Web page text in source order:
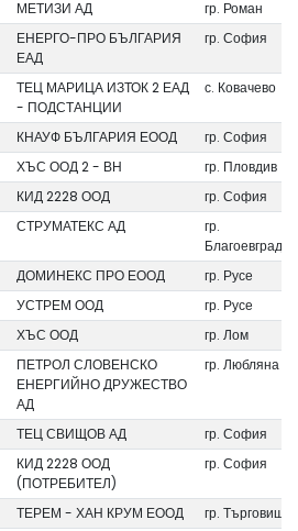
МЕТИЗИ АД
гр. Роман
ЕНЕРГО-ПРО БЪЛГАРИЯ
ЕАД
гр. София
ТЕЦ МАРИЦА ИЗТОК 2 ЕАД
- ПОДСТАНЦИИ
с. Ковачево
КНАУФ БЪЛГАРИЯ ЕООД
гр. София
ХЪС ООД 2 - ВН
гр. Пловдив
КИД 2228 ООД
гр. София
СТРУМАТЕКС АД
гр.
Благоевград
ДОМИНЕКС ПРО ЕООД
гр. Русе
УСТРЕМ ООД
гр. Русе
ХЪС ООД
гр. Лом
ПЕТРОЛ СЛОВЕНСКО
ЕНЕРГИЙНО ДРУЖЕСТВО
АД
гр. Любляна
ТЕЦ СВИЩОВ АД
гр. София
КИД 2228 ООД
(ПОТРЕБИТЕЛ)
гр. София
ТЕРЕМ - ХАН КРУМ ЕООД
гр. Търговище